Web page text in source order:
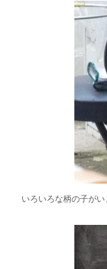
いろいろな柄の子がい